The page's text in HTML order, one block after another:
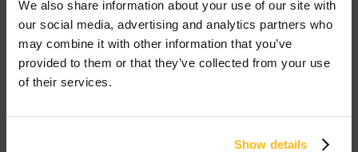
We also share information about your use of our site with
our social media, advertising and analytics partners who
may combine it with other information that you’ve
provided to them or that they’ve collected from your use
of their services.
Show details
Zona Industriale Wolf - 39040 Campo di Trens (BZ) Italie
Tél.+39 0472 064000-info@wolfhaus.it
Horaires d'ouverture LUN-VEN:
8.00 - 12.00
13.00 - 17.00